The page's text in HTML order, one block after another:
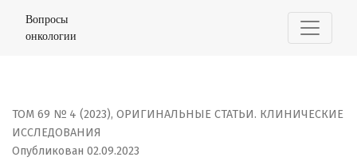
Диагностические возможности
Вопросы
онкологии
ТОМ 69 № 4 (2023), ОРИГИНАЛЬНЫЕ СТАТЬИ. КЛИНИЧЕСКИЕ
ИССЛЕДОВАНИЯ
Опубликован 02.09.2023